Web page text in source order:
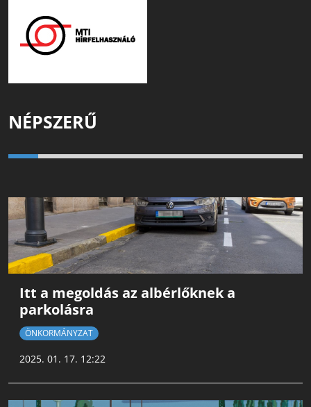
NÉPSZERŰ
Itt a megoldás az albérlőknek a
parkolásra
ÖNKORMÁNYZAT
2025. 01. 17. 12:22